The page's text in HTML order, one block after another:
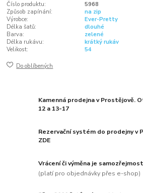
Číslo produktu:
5968
Způsob zapínání:
na zip
Výrobce:
Ever-Pretty
Délka šatů:
dlouhé
Barva:
zelené
Délka rukávu:
krátký rukáv
Velikost:
54
Do oblíbených
Kamenná prodejna v Prostějově.
12 a 13-17
Rezervační systém do prodejny v
ZDE
Vrácení či výměna je
(platí pro objednávky přes e-shop)